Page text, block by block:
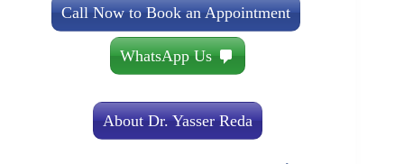
Call Now to Book an Appointment
WhatsApp Us
About Dr. Yasser Reda